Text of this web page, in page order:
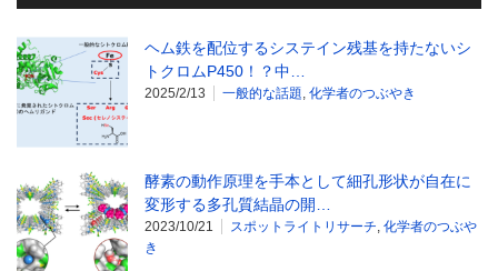
ヘム鉄を配位するシステイン残基を持たないシ
トクロムP450！？中…
2025/2/13 一般的な話題 化学者のつぶやき
酵素の動作原理を手本として細孔形状が自在に
変形する多孔質結晶の開…
2023/10/21 スポットライトリサーチ 化学者のつぶや
き